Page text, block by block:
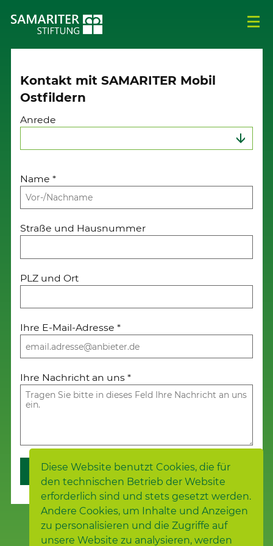
Diese Website benutzt Cookies, die für
den technischen Betrieb der Website
erforderlich sind und stets gesetzt werden.
Andere Cookies, um Inhalte und Anzeigen
zu personalisieren und die Zugriffe auf
unsere Website zu analysieren, werden
Kontakt mit SAMARITER Mobil
Ostfildern
Anrede
Name*
Straße und Hausnummer
PLZ und Ort
Ihre E-Mail-Adresse*
Ihre Nachricht an uns*
Weiter